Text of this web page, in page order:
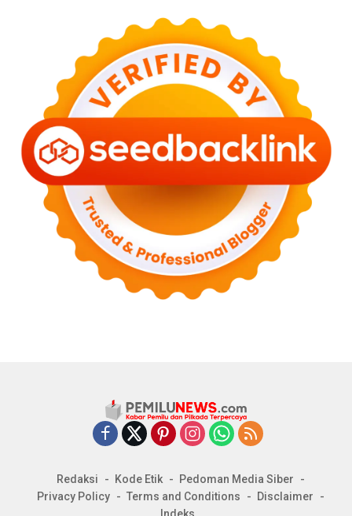
Redaksi Kode Etik
Pedoman Media Siber
Privacy Policy
Terms and Conditions
Disclaimer